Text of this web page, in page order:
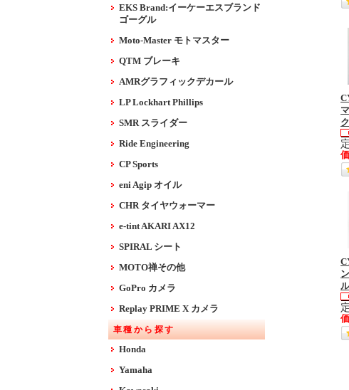
EKS Brand:イーケーエスブランド
ゴーグル
Moto-Master モトマスター
QTM ブレーキ
AMRグラフィックデカール
LP Lockhart Phillips
SMR スライダー
Ride Engineering
CP Sports
eni Agip オイル
CHR タイヤウォーマー
e-tint AKARI AX12
SPIRAL シート
MOTO禅その他
GoPro カメラ
Replay PRIME X カメラ
車種から探す
Honda
Yamaha